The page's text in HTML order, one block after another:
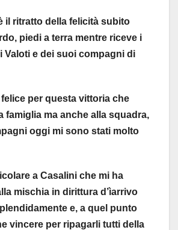
il ritratto della felicità subito
piedi a terra mentre riceve i
Valoti e dei suoi compagni di
per questa vittoria che
famiglia ma anche alla squadra,
oggi mi sono stati molto
a Casalini che mi ha
mischia in dirittura d’ìarrivo
e, a quel punto
vincere per ripagarli tutti della